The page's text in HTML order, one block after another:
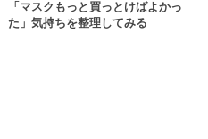
「マスクもっと買っとけばよかっ
た」気持ちを整理してみる